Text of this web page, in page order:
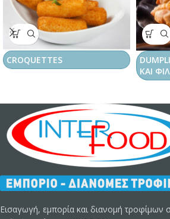
CROQUETTES
ΚΑΙ
Εισαγωγή, εμπορία και διανομή τροφίμων